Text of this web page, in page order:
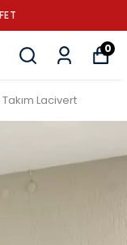
0
Lacivert